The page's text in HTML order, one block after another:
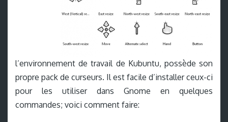
l’environnement de travail de Kubuntu, possède son
propre pack de curseurs. Il est facile d’installer ceux-ci
pour les utiliser dans Gnome en quelques
commandes; voici comment faire: